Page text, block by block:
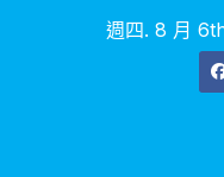
週四. 8 月